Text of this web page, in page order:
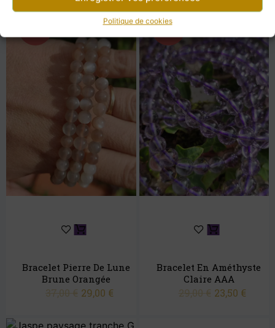
Politique de cookies
Bracelet Pierre De Lune
Brune Orangée
37,00€ 29,00 €
Promo !
Bracelet En Améthyste
Claire AAA
29,00€ 23,50 €